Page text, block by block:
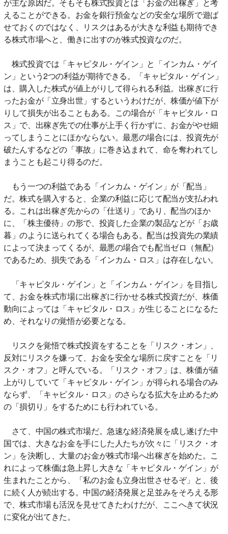
えることができる。お金を銀行預金などの安全な場所で遊ば
せておくのではなく、リスクはあるが大きな利益も期待でき
る株式市場へと、働きに出すのが株式投資なのだ。
株式投資では「キャピタル・ゲイン」と「インカム・ゲイ
ン」という2つの利益が期待できる。「キャピタル・ゲイン」
は、購入した株式が値上がりして得られる利益。出稼ぎに行
ったお金が「立身出世」するというわけだが、株価が値下が
りして損失が出ることもある。この場合が「キャピタル・ロ
ス」で、出稼ぎ先での仕事が上手く行かずに、お金がやせ細
ってしまうことにほかならない。最悪の場合には、投資先が
破たんするなどの「事故」に巻き込まれて、命を奪われてし
まうことも起こり得るのだ。
もう一つの利益である「インカム・ゲイン」が「配当」
だ。株式を購入すると、企業の利益に応じて配当が支払われ
る。これは出稼ぎ先からの「仕送り」であり、配当のほか
に、「株主優待」の形で、投資した企業の製品などが「お歳
暮」のように送られてくる場合もある。配当は投資先の業績
によって決まってくるが、最悪の場合でも配当ゼロ（無配）
であるため、損失である「インカム・ロス」は存在しない。
「キャピタル・ゲイン」と「インカム・ゲイン」を目指し
て、お金を株式市場に出稼ぎに行かせる株式投資だが、株価
動向によっては「キャピタル・ロス」が生じることになるた
め、それなりの覚悟が必要となる。
リスクを覚悟で株式投資をすることを「リスク・オン」、
反対にリスクを嫌って、お金を安全な場所に戻すことを「リ
スク・オフ」と呼んでいる。「リスク・オフ」は、株価が値
上がりしていて「キャピタル・ゲイン」が得られる場合のみ
ならず、「キャピタル・ロス」のさらなる拡大を止めるため
の「損切り」をするためにも行われている。
さて、中国の株式市場だ。急速な経済発展を成し遂げた中
国では、大きなお金を手にした人たちが次々に「リスク・オ
ン」を決断し、大量のお金が株式市場へ出稼ぎを始めた。こ
れによって株価は急上昇し大きな「キャピタル・ゲイン」が
生まれたことから、「私のお金も立身出世させるぞ」と、後
に続く人が続出する。中国の経済発展と足並みをそろえる形
で、株式市場も活況を見せてきたわけだが、ここへきて状況
に変化が出てきた。